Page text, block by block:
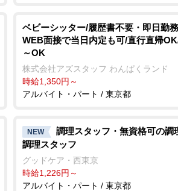
ベビーシッター/履歴書不要・即日勤
WEB面接で当日内定も可/直行直帰
～OK
株式会社アズスタッフ わんぱくランド
時給1,350円～
アルバイト・パート / 東京都
NEW
調理スタッフ・無資格可の調
調理スタッフ
グッドケア・西東京
時給1,226円～
アルバイト・パート / 東京都